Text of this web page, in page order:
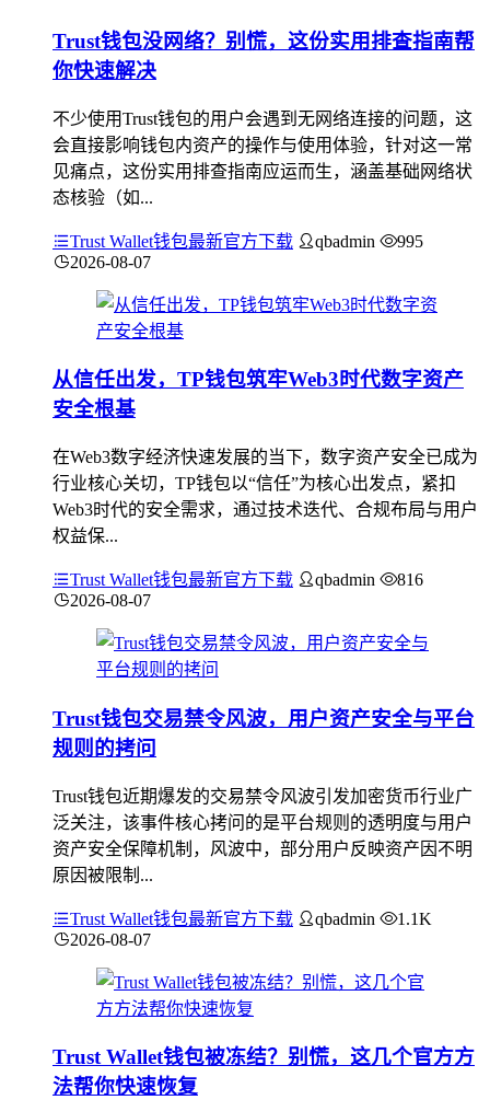
Trust钱包没网络？别慌，这份实用排查指南帮
你快速解决
不少使用Trust钱包的用户会遇到无网络连接的问题，这
会直接影响钱包内资产的操作与使用体验，针对这一常
见痛点，这份实用排查指南应运而生，涵盖基础网络状
态核验（如...
Trust Wallet钱包最新官方下载 qbadmin
995
2026-08-07
从信任出发，TP钱包筑牢Web3时代数字资产
安全根基
在Web3数字经济快速发展的当下，数字资产安全已成为
行业核心关切，TP钱包以“信任”为核心出发点，紧扣
Web3时代的安全需求，通过技术迭代、合规布局与用户
权益保...
Trust Wallet钱包最新官方下载 qbadmin
816
2026-08-07
Trust钱包交易禁令风波，用户资产安全与平台
规则的拷问
Trust钱包近期爆发的交易禁令风波引发加密货币行业广
泛关注，该事件核心拷问的是平台规则的透明度与用户
资产安全保障机制，风波中，部分用户反映资产因不明
原因被限制...
Trust Wallet钱包最新官方下载 qbadmin
1.1K
2026-08-07
Trust Wallet钱包被冻结？别慌，这几个官方方
法帮你快速恢复